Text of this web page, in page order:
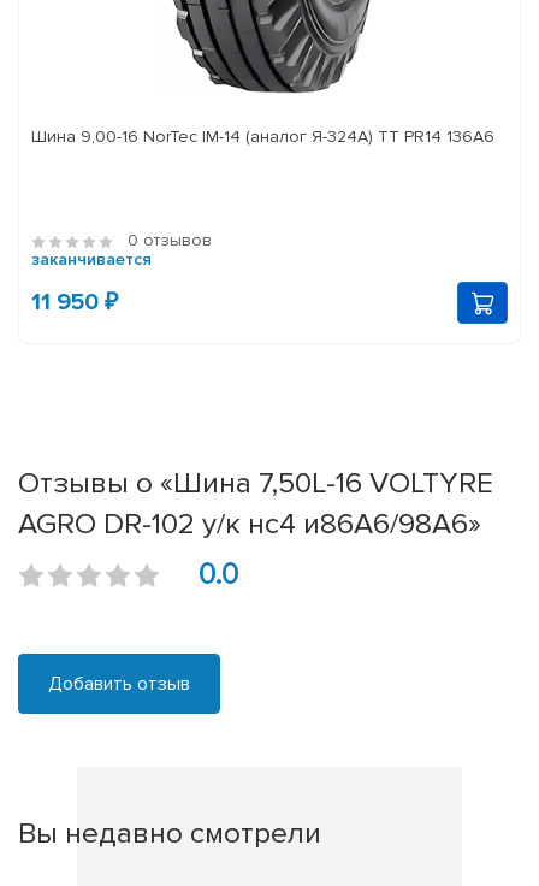
Шина 9,00-16 NorTec IM-14 (аналог Я-324А) ТТ PR14 136А6
0 отзывов
заканчивается
11 950 ₽
Отзывы о «Шина 7,50L-16 VOLTYRE
AGRO DR-102 у/к нс4 и86А6/98А6»
0.0
Добавить отзыв
Вы недавно смотрели